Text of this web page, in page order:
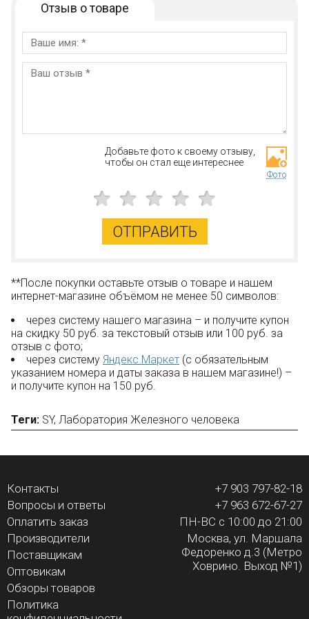
Отзыв о товаре
Добавьте фото к своему отзыву,
чтобы он стал еще интереснее
Фото
ОТПРАВИТЬ
**После покупки оставьте отзыв о товаре и нашем
интернет-магазине объёмом не менее 50 символов:
через систему нашего магазина – и получите купон
на скидку 50 руб. за текстовый отзыв или 100 руб. за
отзыв с фото;
через систему Яндекс.Маркет (с обязательным
указанием номера и даты заказа в нашем магазине!) –
и получите купон на 150 руб.
Теги: SY, Лаборатория Железного человека
Контакты
Вопросы и ответы
Оплатить заказ
Производители
Поставщикам
Оптовикам
Обзоры товаров
Политика
+7 903 797-82-18
+7 963 672-67-27
ПН-ВС с 10:00 до 21:00
Москва, ул. Маршала
Федоренко д.3 (Метро
Ховрино. Выход №1)